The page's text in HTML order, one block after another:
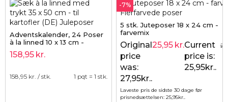
Adventskalender, 24 Poser
à la linned 10 x 13 cm -
naturlig
158,95 kr.
158,95 kr. / stk. 1 pqt = 1 stk.
-7%
5 stk. Juteposer 18 x 24 cm -
farvemix
Original
price
was:
27,95kr..
25,95 kr.Current
price is:
25,95kr..
Laveste pris de sidste 30 dage før
prisnedsættelsen:25,95kr..